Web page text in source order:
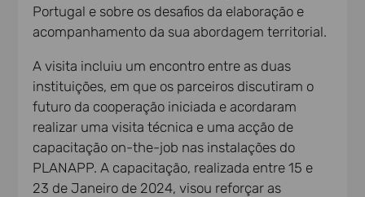
Portugal e sobre os desafios da elaboração e
acompanhamento da sua abordagem territorial.
A visita incluiu um encontro entre as duas
instituições, em que os parceiros discutiram o
futuro da cooperação iniciada e acordaram
realizar uma visita técnica e uma acção de
capacitação on-the-job nas instalações do
PLANAPP. A capacitação, realizada entre 15 e
23 de Janeiro de 2024, visou reforçar as